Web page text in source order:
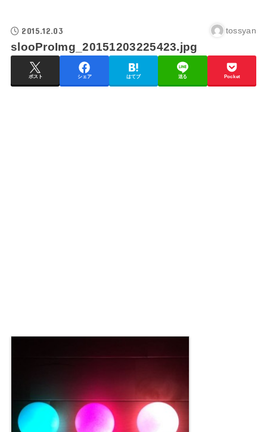
2015.12.03 tossyan
slooProImg_20151203225423.jpg
ポスト シェア はてブ 送る Pocket